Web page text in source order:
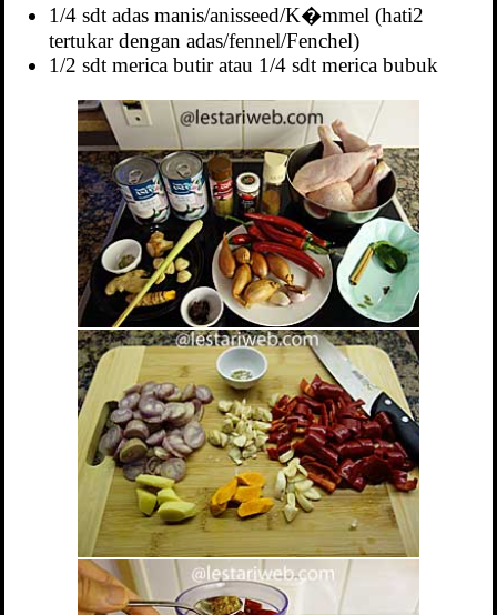
1/4 sdt adas manis/anisseed/K�mmel (hati2
tertukar dengan adas/fennel/Fenchel)
1/2 sdt merica butir atau 1/4 sdt merica bubuk